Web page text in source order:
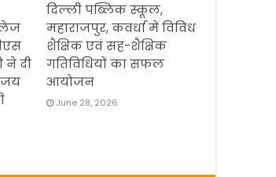
ने दी
दिल्ली पब्लिक स्कूल,
महाराजपुर, कवर्धा में विविध
शैक्षिक एवं सह-शैक्षिक
गतिविधियों का सफल
आयोजन
June 28, 2026